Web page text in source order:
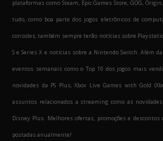
plataformas como Steam, Epic Games Store, GOG,
tudo, como boa parte dos jogos eletrônicos de
consoles, também sempre terão notícias sobre
S e Series X e notícias sobre a Nintendo Switch. Além
eventos semanais como o Top 10 dos jogos mais
novidades da PS Plus, Xbox Live Games with Gold
assuntos relacionados a streaming como as
Disney Plus. Melhores ofertas, promoções e
postadas anualmente!